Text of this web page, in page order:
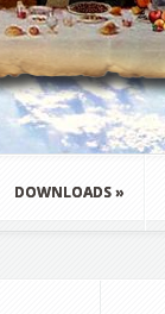
DOWNLOADS »